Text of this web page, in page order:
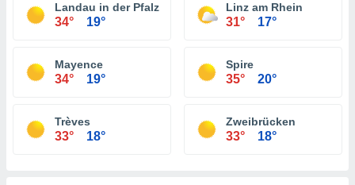
Landau in der Pfalz
34° 19°
Linz am Rhein
31° 17°
Mayence
34° 19°
Spire
35° 20°
Trèves
33° 18°
Zweibrücken
33° 18°